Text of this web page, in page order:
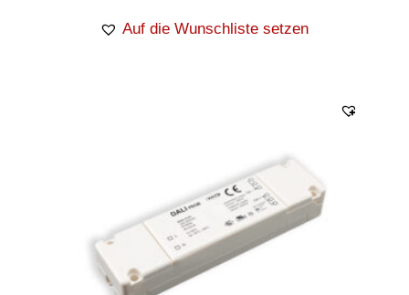
Auf die Wunschliste setzen